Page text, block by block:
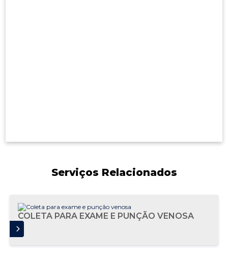
Serviços Relacionados
COLETA PARA EXAME E PUNÇÃO VENOSA